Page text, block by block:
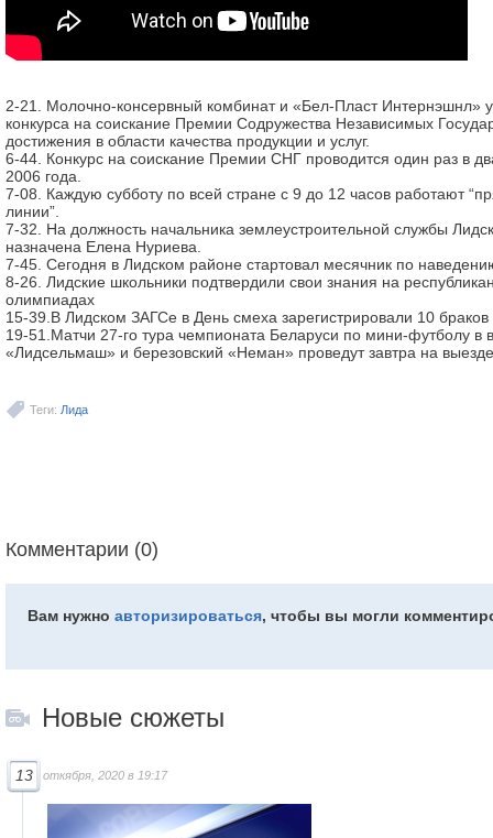
2-21. Молочно-консервный комбинат и «Бел-Пласт Интернэшнл»
конкурса на соискание Премии Содружества Независимых
достижения в области качества продукции и услуг.
6-44. Конкурс на соискание Премии СНГ проводится один раз в
2006 года.
7-08. Каждую субботу по всей стране с 9 до 12 часов работают
линии”.
7-32. На должность начальника землеустроительной службы
назначена Елена Нуриева.
7-45. Сегодня в Лидском районе стартовал месячник по
8-26. Лидские школьники подтвердили свои знания на
олимпиадах
15-39.В Лидском ЗАГСе в День смеха зарегистрировали 10 браков
19-51.Матчи 27-го тура чемпионата Беларуси по мини-футболу в
«Лидсельмаш» и березовский «Неман» проведут завтра на
Теги: Лида
Комментарии (0)
Вам нужно авторизироваться, чтобы вы могли
Новые сюжеты
13 откября, 2020 в 19:17